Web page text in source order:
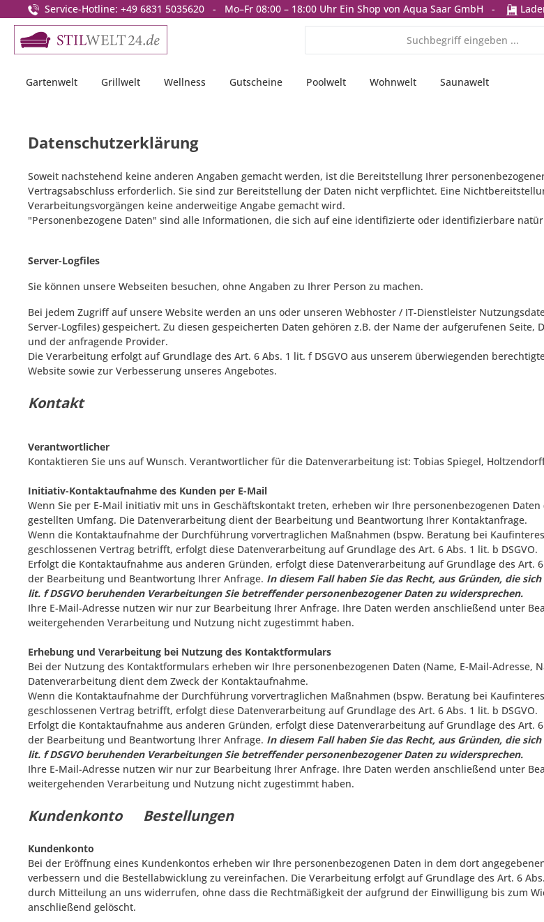
Zur Hauptnavigation springen
Service-Hotline: +49 6831 5035620 - Mo–Fr 08:00 – 18:00 Uhr Ein Shop von Aqua Saar GmbH -
Gartenwelt Grillwelt Wellness Gutscheine Poolwelt Wohnwelt Saunawelt
Datenschutzerklärung
Soweit nachstehend keine anderen Angaben gemacht werden, ist die Bereitstellung Ihrer
Vertragsabschluss erforderlich. Sie sind zur Bereitstellung der Daten nicht verpflichtet. Eine
Verarbeitungsvorgängen keine anderweitige Angabe gemacht wird.
"Personenbezogene Daten" sind alle Informationen, die sich auf eine identifizierte oder identifizierbare
Server-Logfiles
Sie können unsere Webseiten besuchen, ohne Angaben zu Ihrer Person zu machen.
Bei jedem Zugriff auf unsere Website werden an uns oder unseren Webhoster / IT-Dienstleister
Server-Logfiles) gespeichert. Zu diesen gespeicherten Daten gehören z.B. der Name der aufgerufenen
und der anfragende Provider.
Die Verarbeitung erfolgt auf Grundlage des Art. 6 Abs. 1 lit. f DSGVO aus unserem überwiegenden
Website sowie zur Verbesserung unseres Angebotes.
Kontakt
Verantwortlicher
Kontaktieren Sie uns auf Wunsch. Verantwortlicher für die Datenverarbeitung ist: Tobias Spiegel,
Initiativ-Kontaktaufnahme des Kunden per E-Mail
Wenn Sie per E-Mail initiativ mit uns in Geschäftskontakt treten, erheben wir Ihre personenbezogenen
gestellten Umfang. Die Datenverarbeitung dient der Bearbeitung und Beantwortung Ihrer Kontaktanfrage.
Wenn die Kontaktaufnahme der Durchführung vorvertraglichen Maßnahmen (bspw. Beratung bei
geschlossenen Vertrag betrifft, erfolgt diese Datenverarbeitung auf Grundlage des Art. 6 Abs. 1 lit. b DSGVO.
Erfolgt die Kontaktaufnahme aus anderen Gründen, erfolgt diese Datenverarbeitung auf Grundlage des Art.
der Bearbeitung und Beantwortung Ihrer Anfrage. In diesem Fall haben Sie das Recht, aus Gründen, die
lit. f DSGVO beruhenden Verarbeitungen Sie betreffender personenbezogener Daten zu widersprechen.
Ihre E-Mail-Adresse nutzen wir nur zur Bearbeitung Ihrer Anfrage. Ihre Daten werden anschließend unter
weitergehenden Verarbeitung und Nutzung nicht zugestimmt haben.
Erhebung und Verarbeitung bei Nutzung des Kontaktformulars
Bei der Nutzung des Kontaktformulars erheben wir Ihre personenbezogenen Daten (Name, E-Mail-
Datenverarbeitung dient dem Zweck der Kontaktaufnahme.
Wenn die Kontaktaufnahme der Durchführung vorvertraglichen Maßnahmen (bspw. Beratung bei
geschlossenen Vertrag betrifft, erfolgt diese Datenverarbeitung auf Grundlage des Art. 6 Abs. 1 lit. b DSGVO.
Erfolgt die Kontaktaufnahme aus anderen Gründen, erfolgt diese Datenverarbeitung auf Grundlage des Art.
der Bearbeitung und Beantwortung Ihrer Anfrage. In diesem Fall haben Sie das Recht, aus Gründen, die
lit. f DSGVO beruhenden Verarbeitungen Sie betreffender personenbezogener Daten zu widersprechen.
Ihre E-Mail-Adresse nutzen wir nur zur Bearbeitung Ihrer Anfrage. Ihre Daten werden anschließend unter
weitergehenden Verarbeitung und Nutzung nicht zugestimmt haben.
Kundenkonto Bestellungen
Kundenkonto
Bei der Eröffnung eines Kundenkontos erheben wir Ihre personenbezogenen Daten in dem dort
verbessern und die Bestellabwicklung zu vereinfachen. Die Verarbeitung erfolgt auf Grundlage des Art. 6
durch Mitteilung an uns widerrufen, ohne dass die Rechtmäßigkeit der aufgrund der Einwilligung bis zum
anschließend gelöscht.